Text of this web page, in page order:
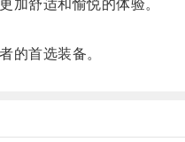
舒适和愉悦的体验。
的首选装备。